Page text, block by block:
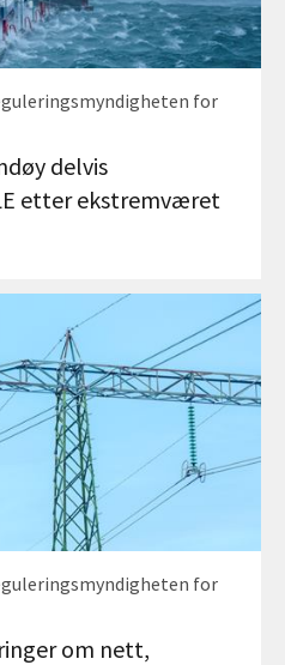
for
delvis
etter ekstremværet
for
om nett,